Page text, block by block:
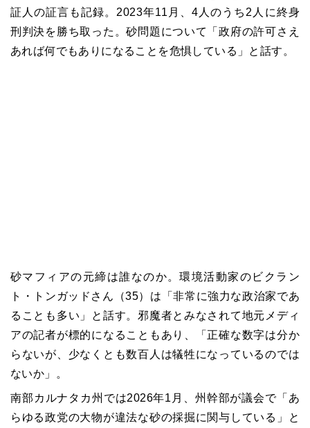
証人の証言も記録。 2023年11 月、4 人のうち 2 人に終身
刑判決を勝ち取った。砂問題について「政府の許可さえ
あれば何でもありになることを危惧している」と話す。
砂マフィアの元締は誰なのか。環境活動家のビクラン
ト・トンガッドさん（35）は「非常に強力な政治家であ
ることも多い」と話す。邪魔者とみなされて地元メディ
アの記者が標的になることもあり、「正確な数字は分か
らないが、少なくとも数百人は犠牲になっているのでは
ないか」。
南部カルナタカ州では2026年1 月、州幹部が議会で「あ
らゆる政党の大物が違法な砂の採掘に関与している」と